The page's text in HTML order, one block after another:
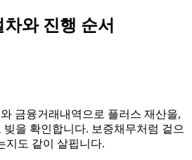
와 진행 순서
금융거래내역으로 플러스 재산을,
빚을 확인합니다. 보증채무처럼 겉으
지도 같이 살핍니다.